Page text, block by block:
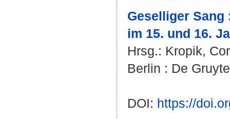
Geselliger
im 15. und 16.
Hrsg.: Kropik,
Berlin : De
DOI: https://